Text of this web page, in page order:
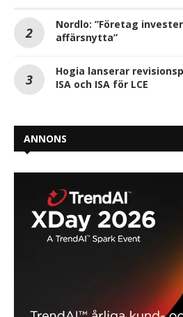
Nordlo: ”Företag
affärsnytta”
Hogia lanserar
ISA och ISA för LCE
ANNONS